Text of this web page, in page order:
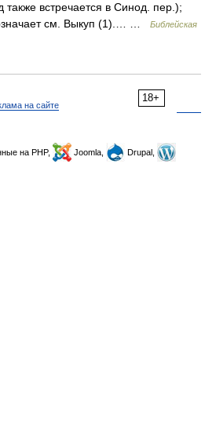
также встречается в Синод. пер.);
см. Выкуп (1).… …
Библейская
18+
на сайте
на PHP, Joomla,
Drupal,